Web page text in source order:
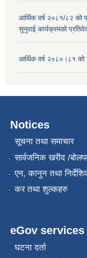
आर्थिक वर्ष २०८१/८२ को
सुनुवाई कार्यक्रमको
आर्थिक वर्ष २०८०।८१ को
Notices
सूचना तथा समाचार
सार्वजनिक खरीद /
एन, कानुन तथा
कर तथा शुल्कहरु
eGov services
घटना दर्ता